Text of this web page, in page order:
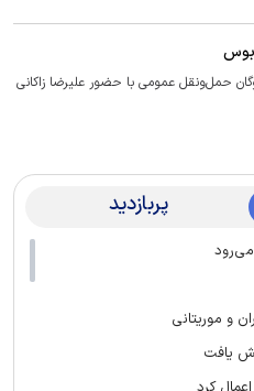
اتوبوس در ناوگان حمل‌ونقل عمومی با حضور علیرضا زاکانی
پربازدید
و موریتانی